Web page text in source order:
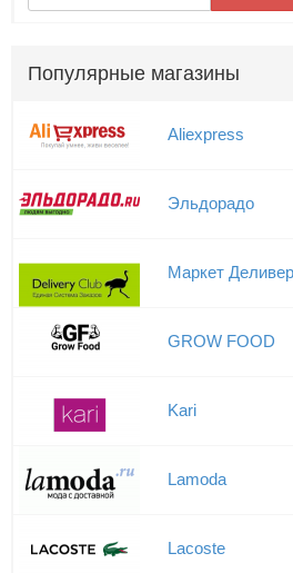
Популярные магазины
Aliexpress
Эльдорадо
Маркет
GROW FOOD
Kari
Lamoda
Lacoste